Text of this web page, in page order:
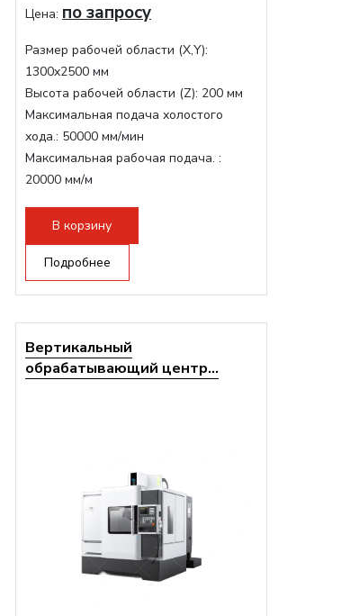
Цена: по запросу
Размер рабочей области (Х,Y):
1300x2500 мм
Высота рабочей области (Z): 200 мм
Максимальная подача холостого
хода.: 50000 мм/мин
Максимальная рабочая подача. :
20000 мм/м
стандартно:Вакуумный стол
Цанговый патрон:ER32
Мощность шпинделя:
В корзину
Подробнее
Вертикальный
обрабатывающий центр...